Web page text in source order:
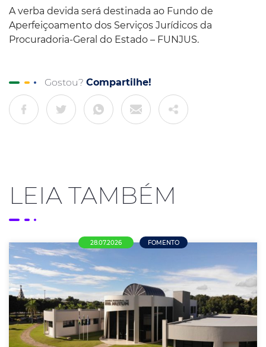
A verba devida será destinada ao Fundo de
Aperfeiçoamento dos Serviços Jurídicos da
Procuradoria-Geral do Estado – FUNJUS.
Gostou? Compartilhe!
LEIA TAMBÉM
28.07.2026 FOMENTO
Mais de R$ 21 milhões em oportunidades
para empresas de Nova Mutum